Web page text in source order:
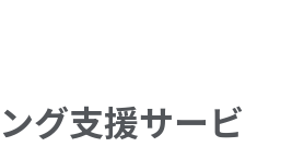
グ支援サービ